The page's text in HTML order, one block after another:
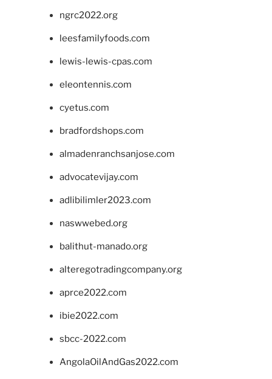
ngrc2022.org
leesfamilyfoods.com
lewis-lewis-cpas.com
eleontennis.com
cyetus.com
bradfordshops.com
almadenranchsanjose.com
advocatevijay.com
adlibilimler2023.com
naswwebed.org
balithut-manado.org
alteregotradingcompany.org
aprce2022.com
ibie2022.com
sbcc-2022.com
AngolaOilAndGas2022.com